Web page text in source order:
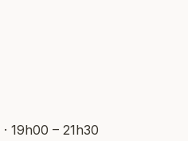
19h00 – 21h30